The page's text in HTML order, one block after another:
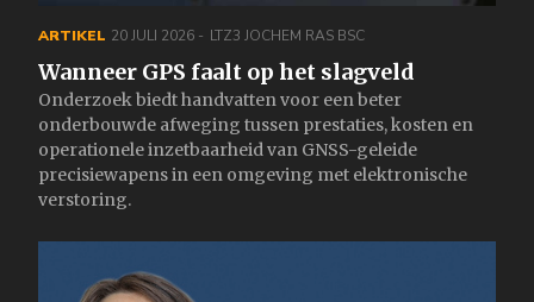
ARTIKEL 20 JULI 2026 LTZ3 JOCHEM RAS BSC
Wanneer GPS faalt op het slagveld
Onderzoek biedt handvatten voor een beter
onderbouwde afweging tussen prestaties, kosten en
operationele inzetbaarheid van GNSS-geleide
precisiewapens in een omgeving met elektronische
verstoring.